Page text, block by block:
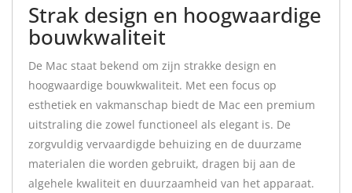
Strak design en hoogwaardige
bouwkwaliteit
De Mac staat bekend om zijn strakke design en
hoogwaardige bouwkwaliteit. Met een focus op
esthetiek en vakmanschap biedt de Mac een premium
uitstraling die zowel functioneel als elegant is. De
zorgvuldig vervaardigde behuizing en de duurzame
materialen die worden gebruikt, dragen bij aan de
algehele kwaliteit en duurzaamheid van het apparaat.